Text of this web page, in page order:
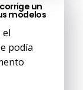
un
modelos
podía